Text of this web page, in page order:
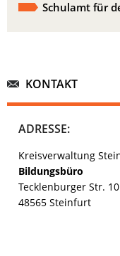
Schulamt für
KONTAKT
ADRESSE:
Kreisverwaltung
Bildungsbüro
Tecklenburger Str. 10
48565 Steinfurt